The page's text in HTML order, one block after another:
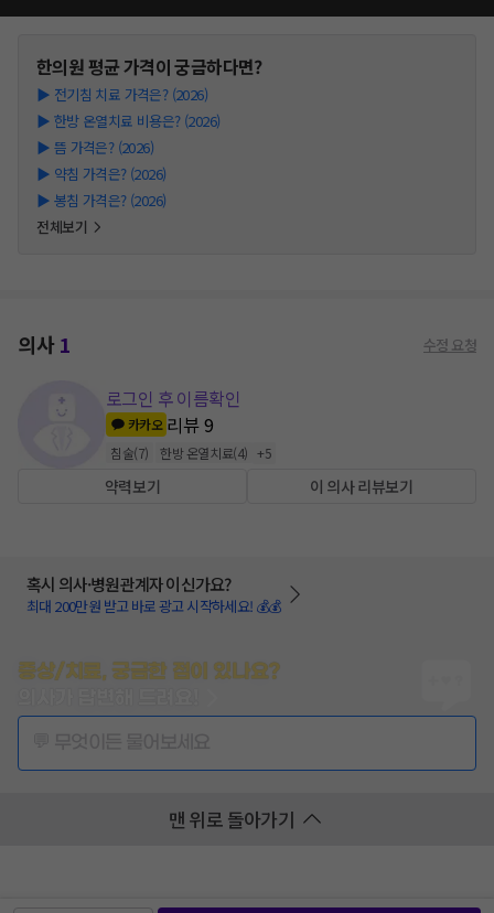
한의원평균 가격이 궁금하다면?
▶ 전기침 치료 가격은? (2026)
▶ 한방 온열치료 비용은? (2026)
▶ 뜸 가격은? (2026)
▶ 약침 가격은? (2026)
▶ 봉침 가격은? (2026)
전체보기
의사1 수정 요청
로그인 후 이름확인
카카오 리뷰9
침술(7) 한방 온열치료(4) +5
약력보기 이 의사 리뷰보기
혹시 의사·병원관계자 이신가요?
최대 200만원 받고 바로 광고 시작하세요! 💰💰
증상/치료, 궁금한 점이 있나요?
맨 위로 돌아가기